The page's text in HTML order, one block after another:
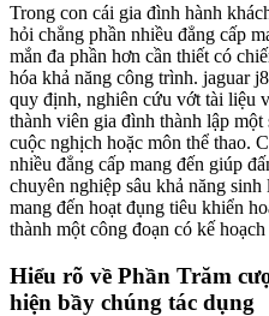
Trong con cái gia đình hành
hỏi chẳng phần nhiều đẳng cấp
mắn đa phần hơn cần thiết có
hóa khả năng công trình. jaguar
quy định, nghiên cứu vớt tài liệu
thành viên gia đình thành lập
cuộc nghịch hoặc môn thể thao.
nhiều đẳng cấp mang đến giúp
chuyên nghiệp sâu khả năng
mang đến hoạt đụng tiêu khiển
thành một công đoạn có kế
Hiểu rõ về Phần Trăm
hiện bầy chúng tác dụng